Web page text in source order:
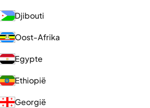
Djibouti
Oost-Afrika
Egypte
Ethiopië
Georgië